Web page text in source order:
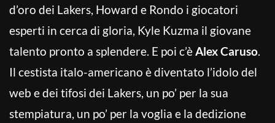
d’oro dei Lakers, Howard e Rondo i giocatori
esperti in cerca di gloria, Kyle Kuzma il giovane
talento pronto a splendere. E poi c’èAlex Caruso.
Il cestista italo-americano è diventato l’idolo del
web e dei tifosi dei Lakers, un po’ per la sua
stempiatura, un po’ per la voglia e la dedizione